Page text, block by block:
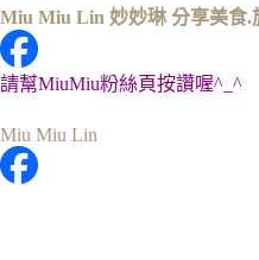
Miu Miu Lin 妙妙琳 分享美食.
請幫MiuMiu粉絲頁按讚喔^_^
Miu Miu Lin